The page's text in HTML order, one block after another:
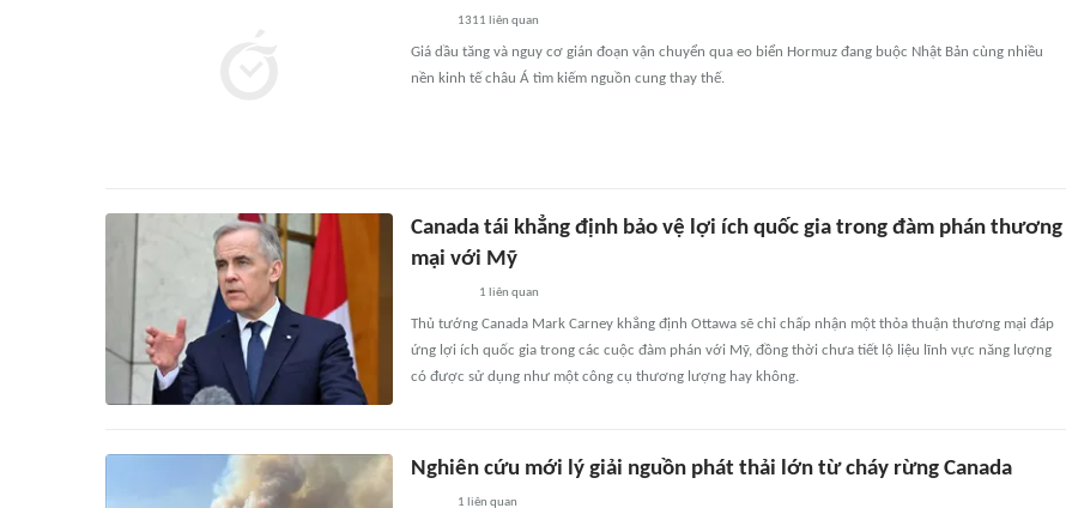
1311 liên quan
Giá dầu tăng và nguy cơ gián đoạn vận chuyển qua eo biển Hormuz đang buộc Nhật Bản cùng nhiều
nền kinh tế châu Á tìm kiếm nguồn cung thay thế.
Canada tái khẳng định bảo vệ lợi ích quốc gia trong đàm phán thương
mại với Mỹ
1 liên quan
Thủ tướng Canada Mark Carney khẳng định Ottawa sẽ chỉ chấp nhận một thỏa thuận thương mại đáp
ứng lợi ích quốc gia trong các cuộc đàm phán với Mỹ, đồng thời chưa tiết lộ liệu lĩnh vực năng lượng
có được sử dụng như một công cụ thương lượng hay không.
Nghiên cứu mới lý giải nguồn phát thải lớn từ cháy rừng Canada
1 liên quan